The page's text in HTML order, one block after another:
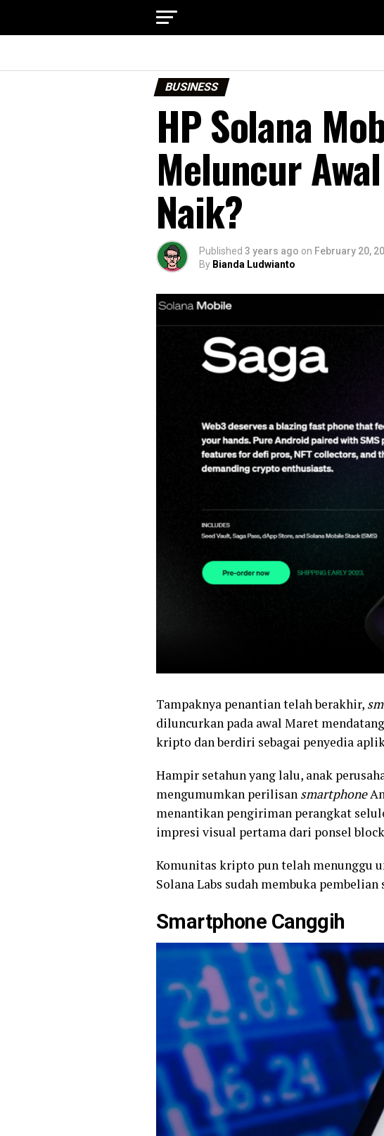
BUSINESS
HP Solana
Meluncur
Naik?
Published 3 years ago on February 20,
By Bianda Ludwianto
Tampaknya penantian telah berakhir,
diluncurkan pada awal Maret
kripto dan berdiri sebagai penyedia
Hampir setahun yang lalu, anak
mengumumkan perilisan smartphone
menantikan pengiriman perangkat
impresi visual pertama dari ponsel
Komunitas kripto pun telah menunggu
Solana Labs sudah membuka pembelian
Smartphone Canggih